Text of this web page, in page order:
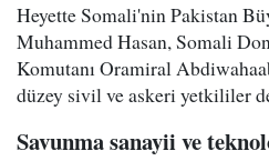
Heyette Somali'nin Pakistan
Muhammed Hasan, Somali
Komutanı Oramiral
düzey sivil ve askeri yetkililer
Savunma sanayii ve